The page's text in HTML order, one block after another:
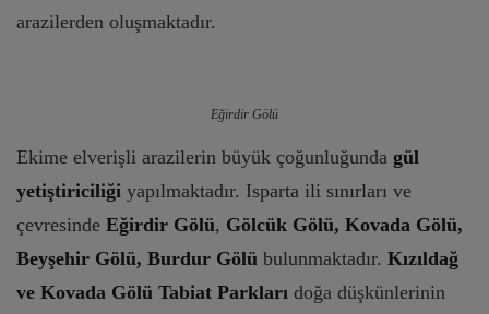
arazilerden oluşmaktadır.
Eğirdir Gölü
Ekime elverişli arazilerin büyük çoğunluğunda gül
yetiştiriciliği yapılmaktadır. Isparta ili sınırları ve
çevresinde Eğirdir Gölü, Gölcük Gölü, Kovada Gölü,
Beyşehir Gölü, Burdur Gölü bulunmaktadır. Kızıldağ
ve Kovada Gölü Tabiat Parkları doğa düşkünlerinin